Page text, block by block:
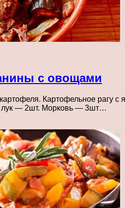
с овощами
картофеля. Картофельное
лук — 2шт. Морковь — 3шт…